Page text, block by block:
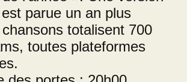
parue un an plus
totalisent 700
toutes plateformes